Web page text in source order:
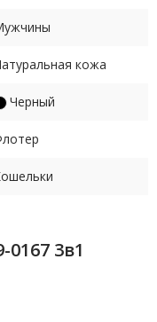
кожа
Черный
3в1